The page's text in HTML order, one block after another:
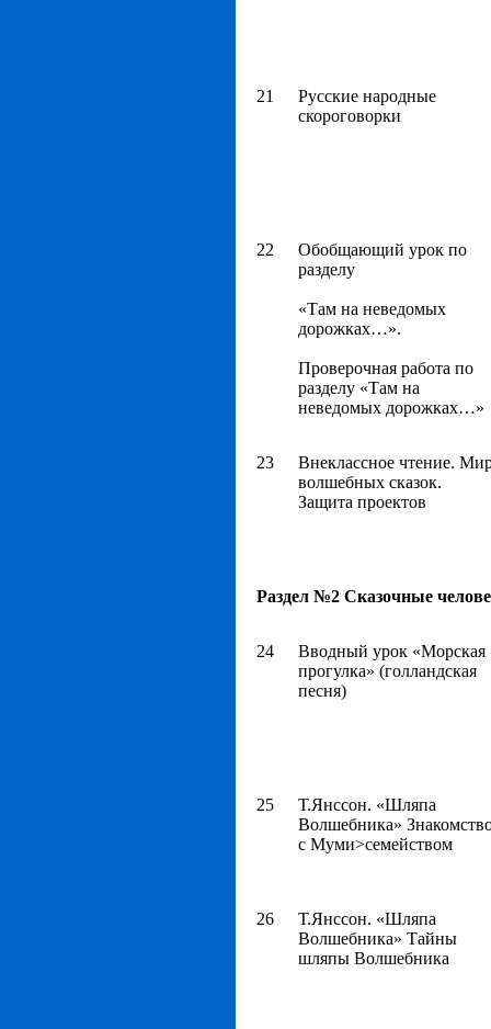
21
Русские народные
скороговорки
22
Обобщающий урок по
разделу
«Там на неведомых
дорожках…».
Проверочная работа по
разделу «Там на
неведомых дорожках…»
23
Внеклассное чтение.
волшебных сказок.
Защита проектов
Раздел №2 Сказочные
24
Вводный урок «Морская
прогулка» (голландская
песня)
25
Т.Янссон. «Шляпа
Волшебника»
с Муми>семейством
26
Т.Янссон. «Шляпа
Волшебника» Тайны
шляпы Волшебника